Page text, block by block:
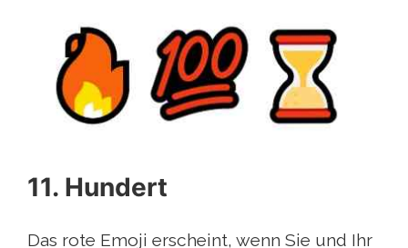
11. Hundert
Das rote Emoji erscheint, wenn Sie und Ihr